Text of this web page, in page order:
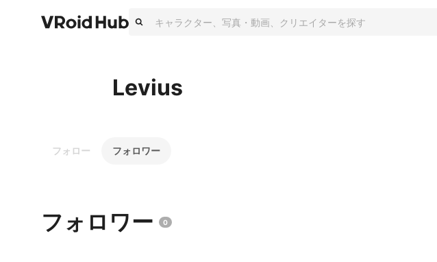
Levius
フォロー フォロワー
フォロワー 0